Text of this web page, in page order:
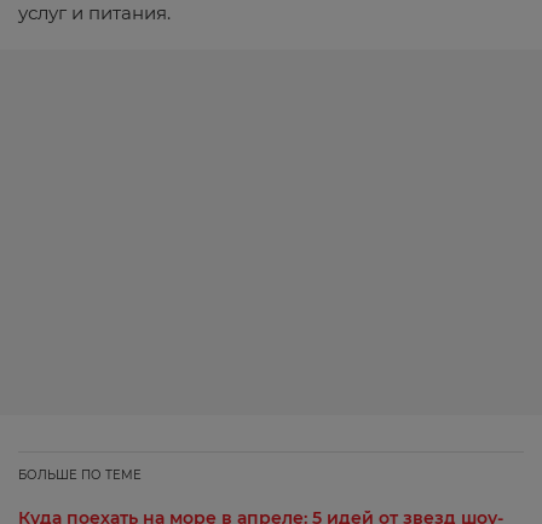
услуг и питания.
БОЛЬШЕ ПО ТЕМЕ
Куда поехать на море в апреле: 5 идей от звезд шоу-